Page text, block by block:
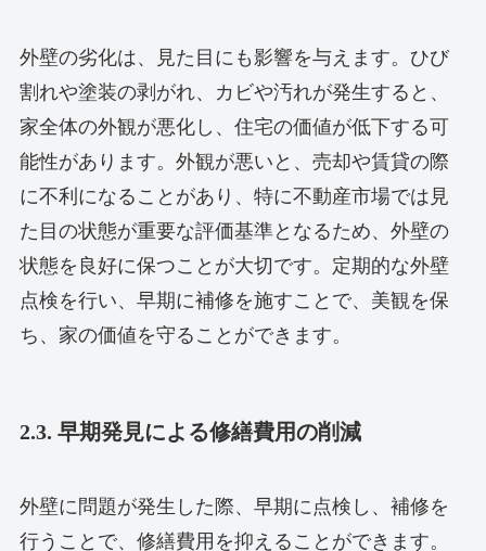
外壁の劣化は、見た目にも影響を与えます。ひび
割れや塗装の剥がれ、カビや汚れが発生すると、
家全体の外観が悪化し、住宅の価値が低下する可
能性があります。外観が悪いと、売却や賃貸の際
に不利になることがあり、特に不動産市場では見
た目の状態が重要な評価基準となるため、外壁の
状態を良好に保つことが大切です。定期的な外壁
点検を行い、早期に補修を施すことで、美観を保
ち、家の価値を守ることができます。
2.3. 早期発見による修繕費用の削減
外壁に問題が発生した際、早期に点検し、補修を
行うことで、修繕費用を抑えることができます。